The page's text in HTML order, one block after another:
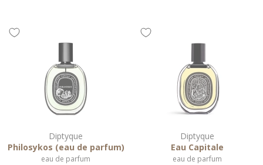
Diptyque
Philosykos (eau de parfum)
eau de parfum
Diptyque
Eau Capitale
eau de parfum